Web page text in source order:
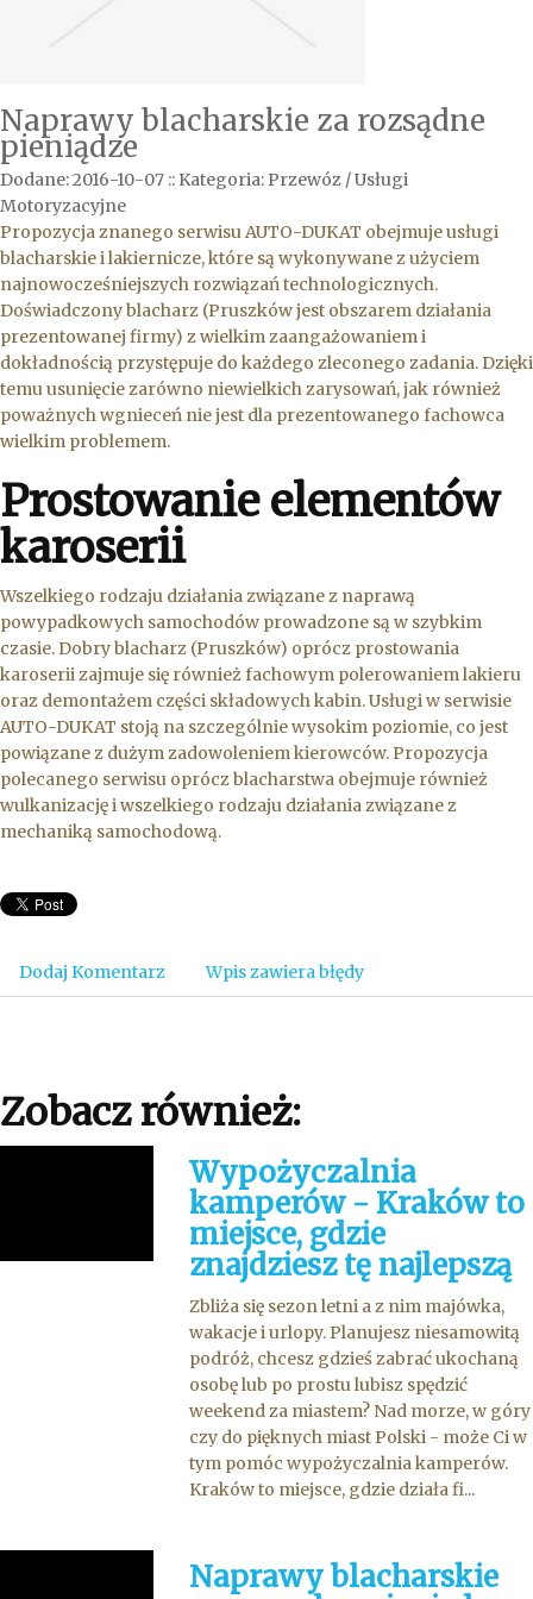
Naprawy blacharskie za rozsądne
pieniądze
Dodane: 2016-10-07 :: Kategoria: Przewóz / Usługi
Motoryzacyjne
Propozycja znanego serwisu AUTO-DUKAT obejmuje usługi
blacharskie i lakiernicze, które są wykonywane z użyciem
najnowocześniejszych rozwiązań technologicznych.
Doświadczony blacharz (Pruszków jest obszarem działania
prezentowanej firmy) z wielkim zaangażowaniem i
dokładnością przystępuje do każdego zleconego zadania. Dzięki
temu usunięcie zarówno niewielkich zarysowań, jak również
poważnych wgnieceń nie jest dla prezentowanego fachowca
wielkim problemem.
Prostowanie elementów
karoserii
Wszelkiego rodzaju działania związane z naprawą
powypadkowych samochodów prowadzone są w szybkim
czasie. Dobry blacharz (Pruszków) oprócz prostowania
karoserii zajmuje się również fachowym polerowaniem lakieru
oraz demontażem części składowych kabin. Usługi w serwisie
AUTO-DUKAT stoją na szczególnie wysokim poziomie, co jest
powiązane z dużym zadowoleniem kierowców. Propozycja
polecanego serwisu oprócz blacharstwa obejmuje również
wulkanizację i wszelkiego rodzaju działania związane z
mechaniką samochodową.
Dodaj Komentarz Wpis zawiera błędy
Zobacz również:
Wypożyczalnia
kamperów - Kraków to
miejsce, gdzie
znajdziesz tę najlepszą
Zbliża się sezon letni a z nim majówka,
wakacje i urlopy. Planujesz niesamowitą
podróż, chcesz gdzieś zabrać ukochaną
osobę lub po prostu lubisz spędzić
weekend za miastem? Nad morze, w góry
czy do pięknych miast Polski - może Ci w
tym pomóc wypożyczalnia kamperów.
Kraków to miejsce, gdzie działa fi...
Naprawy blacharskie